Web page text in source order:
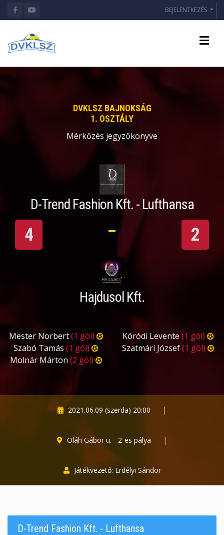
BEJELENTKEZÉS
DVKLSZ BAJNOKSÁG
1. OSZTÁLY
Mérkőzés jegyzőkönyve
D-Trend Fashion Kft. - Lufthansa
4 2
Hajdusol Kft.
Mester Norbert(1 gól)
Szabó Tamás (1 gól)
Molnár Márton(2 gól)
Kóródi Levente (1 gól)
Szatmári József(1 gól)
2021.06.09 (szerda) 20:00 |
Oláh Gábor u. - 2-es pálya |
Játékvezető: Erdélyi Sándor
D-Trend Fashion Kft. - Lufthansa